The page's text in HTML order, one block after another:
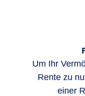
Um Ihr
Rente zu
einer